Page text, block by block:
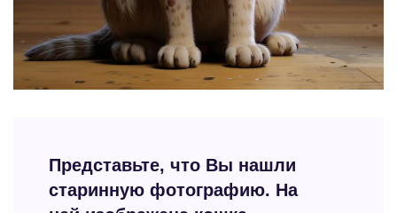
Представьте, что Вы нашли
старинную фотографию. На